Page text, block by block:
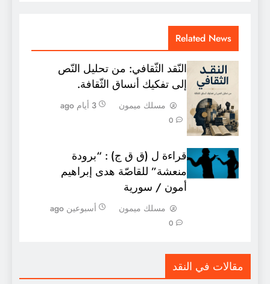
Related News
النّقد الثّقافي: من تحليل النّص
إلى تفكيك أنساق الثّقافة.
مسلك ميمون 3 أيام ago
0
قراءة ل (ق ق ج) : “برودة
منعشة” للقاصّة هدى إبراهيم
أمون / سورية
مسلك ميمون أسبوعين ago
0
مقالات في النقد